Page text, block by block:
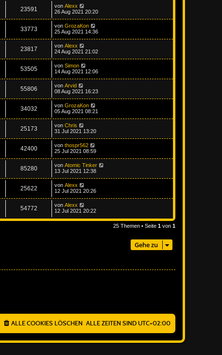
23591 von Alexx
26 Aug 2021 20:20
33773 von GrozaKon
25 Aug 2021 14:36
23817 von Alexx
24 Aug 2021 21:02
53505 von Simon
14 Aug 2021 12:06
55806 von Arvid
08 Aug 2021 16:23
34032 von GrozaKon
05 Aug 2021 08:21
25173 von Chris
31 Jul 2021 13:20
42400 von thospr562
25 Jul 2021 08:59
85280 von Atomic Tinker
13 Jul 2021 12:38
25622 von Alexx
12 Jul 2021 20:26
54772 von Alexx
12 Jul 2021 20:22
25 Themen • Seite 1 von 1
Gehe zu
ALLE ZEITEN SIND UTC+02:00
ALLE COOKIES LÖSCHEN